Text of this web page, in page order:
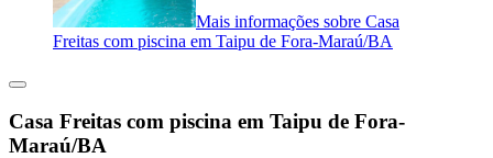
Mais informações sobre Casa
Freitas com piscina em Taipu de Fora-Maraú/BA
Casa Freitas com piscina em Taipu de Fora-
Maraú/BA